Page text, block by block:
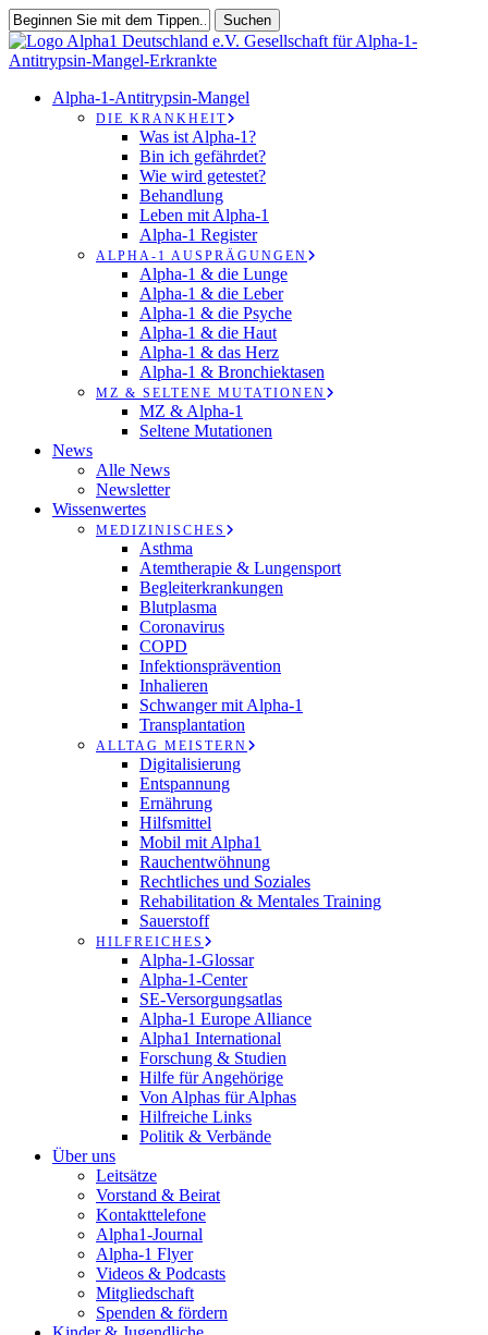
Zum
Hauptinhalt
springen
Suchen
Suche
schließen
suchen
SpeisekarteAlpha-1-Antitrypsin-Mangel
DIE KRANKHEIT
Was ist Alpha-1?
Bin ich gefährdet?
Wie wird getestet?
Behandlung
Leben mit Alpha-1
Alpha-1 Register
ALPHA-1 AUSPRÄGUNGEN
Alpha-1 & die Lunge
Alpha-1 & die Leber
Alpha-1 & die Psyche
Alpha-1 & die Haut
Alpha-1 & das Herz
Alpha-1 & Bronchiektasen
MZ & SELTENE MUTATIONEN
MZ & Alpha-1
Seltene Mutationen
News
Alle News
Newsletter
Wissenwertes
MEDIZINISCHES
Asthma
Atemtherapie & Lungensport
Begleiterkrankungen
Blutplasma
Coronavirus
COPD
Infektionsprävention
Inhalieren
Schwanger mit Alpha-1
Transplantation
ALLTAG MEISTERN
Digitalisierung
Entspannung
Ernährung
Hilfsmittel
Mobil mit Alpha1
Rauchentwöhnung
Rechtliches und Soziales
Rehabilitation & Mentales Training
Sauerstoff
HILFREICHES
Alpha-1-Glossar
Alpha-1-Center
SE-Versorgungsatlas
Alpha-1 Europe Alliance
Alpha1 International
Forschung & Studien
Hilfe für Angehörige
Von Alphas für Alphas
Hilfreiche Links
Politik & Verbände
Über uns
Leitsätze
Vorstand & Beirat
Kontakttelefone
Alpha1-Journal
Alpha-1 Flyer
Videos & Podcasts
Mitgliedschaft
Spenden & fördern